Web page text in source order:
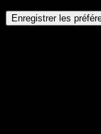
Enregistrer les